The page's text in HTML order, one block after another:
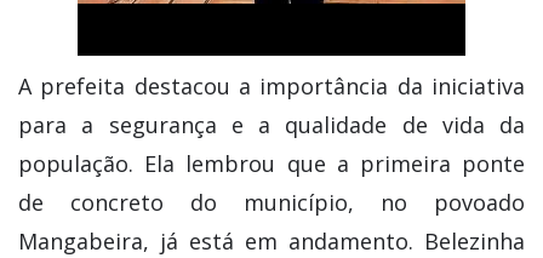
A prefeita destacou a importância da iniciativa
para a segurança e a qualidade de vida da
população. Ela lembrou que a primeira ponte
de concreto do município, no povoado
Mangabeira, já está em andamento. Belezinha